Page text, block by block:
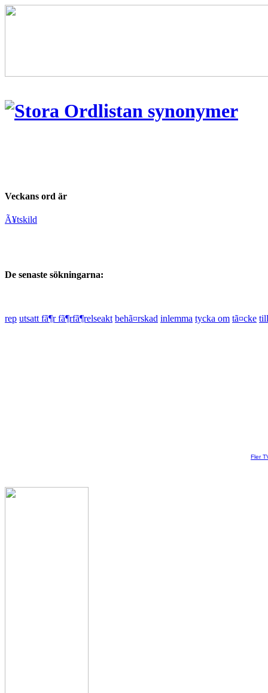
Veckans ord är
Ã¥tskild
De senaste sökningarna:
rep utsatt fã¶r fã¶rfã¶relseakt behã¤rskad inlemma tycka om tã¤cke
Fler